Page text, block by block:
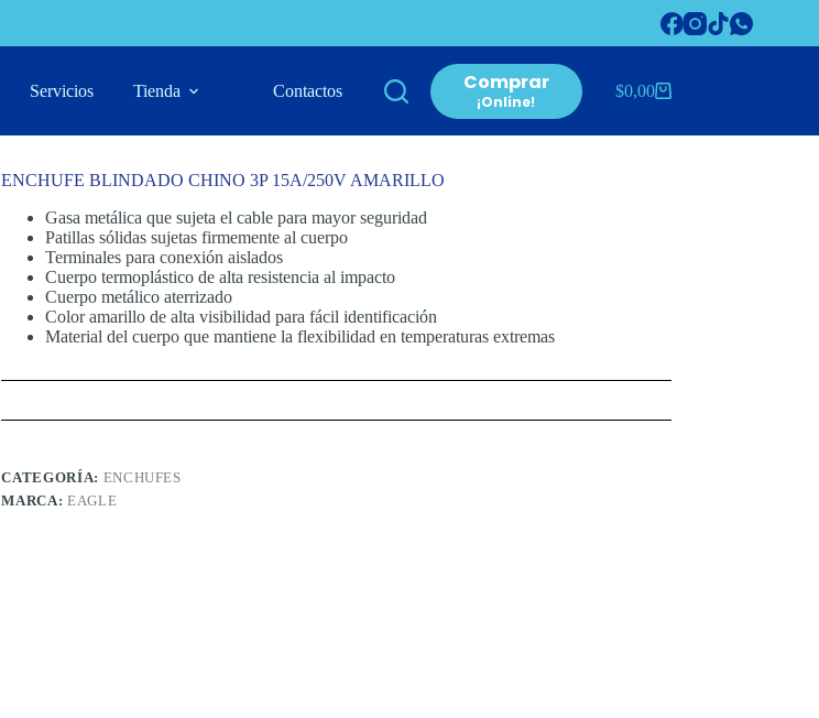
Servicios Tienda Contactos Comprar
¡Online!
Carro
compra
$0,00
ENCHUFE BLINDADO CHINO 3P 15A/250V AMARILLO
Gasa metálica que sujeta el cable para mayor seguridad
Patillas sólidas sujetas firmemente al cuerpo
Terminales para conexión aislados
Cuerpo termoplástico de alta resistencia al impacto
Cuerpo metálico aterrizado
Color amarillo de alta visibilidad para fácil identificación
Material del cuerpo que mantiene la flexibilidad en temperaturas extremas
CATEGORÍA: ENCHUFES
MARCA: EAGLE